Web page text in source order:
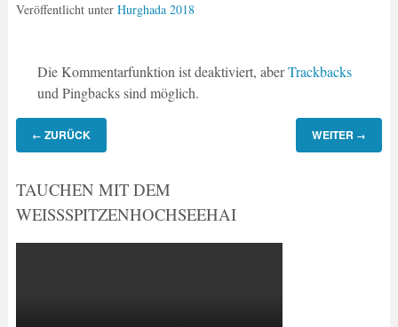
Veröffentlicht unter Hurghada 2018
Die Kommentarfunktion ist deaktiviert, aberTrackbacks
und Pingbacks sind möglich.
← ZURÜCK WEITER →
TAUCHEN MIT DEM
WEISSSPITZENHOCHSEEHAI